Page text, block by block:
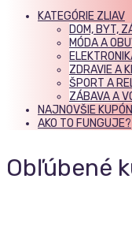
KATEGÓRIE ZLIAV
DOM, BYT,
MÓDA A
ZDRAVIE A
ŠPORT A
ZÁBAVA A
NAJNOVŠIE
AKO TO FUNGUJE?
Obľúbené